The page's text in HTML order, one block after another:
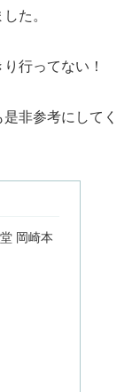
た。
行ってない！
非参考にしてく
岡崎本